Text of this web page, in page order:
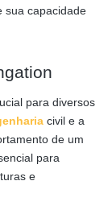
sua capacidade
para diversos
civil e a
de um
para
e